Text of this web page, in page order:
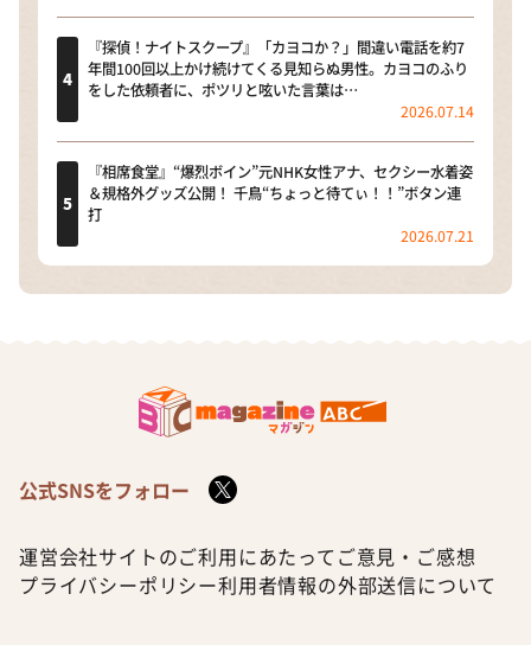
『探偵！ナイトスクープ』「カヨコか？」間違い電話を約7
年間100回以上かけ続けてくる見知らぬ男性。カヨコのふり
をした依頼者に、ポツリと呟いた言葉は…
2026.07.14
『相席食堂』“爆烈ボイン”元NHK女性アナ、セクシー水着姿
＆規格外グッズ公開！ 千鳥“ちょっと待てぃ！！”ボタン連
打
2026.07.21
公式SNSをフォロー
運営会社サイトのご利用にあたって ご意見・ご感想
プライバシーポリシー利用者情報の外部送信について